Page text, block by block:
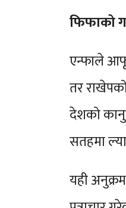
फिफाको
एन्फाले
तर
देशको
सतहमा
यही